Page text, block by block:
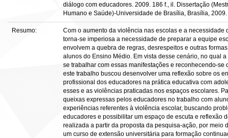
diálogo com educadores. 2009. 186 f., il. Dissertação
Humano e Saúde)-Universidade de Brasília, Brasília, 2009.
Resumo:
Com o aumento da violência nas escolas e a necessidade
torna-se imperiosa a necessidade de preparar a equipe
envolvem a quebra de regras, desrespeitos e outras
alunos do Ensino Médio. Em vista desse cenário, no qual
se trabalhar com essas manifestações e reconhecendo-
este trabalho buscou desenvolver uma reflexão sobre os
profissional dos educadores na prática educativa com
esses e as violências praticadas nos espaços escolares.
queixas expressas pelos educadores no trabalho com
experiências referentes à violência escolar, buscando
educadores e possibilitar um espaço de escuta e reflexão
realizada a partir da proposta da pesquisa-ação, por meio
um curso de extensão universitária para formação